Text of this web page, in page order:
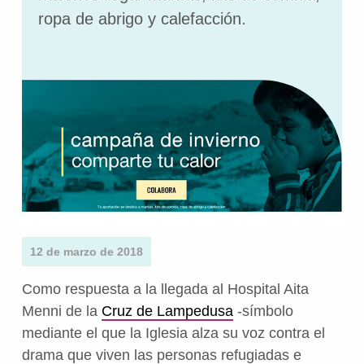
ropa de abrigo y calefacción.
12 de marzo de 2018
Como respuesta a la llegada al Hospital Aita
Menni de la Cruz de Lampedusa-símbolo
mediante el que la Iglesia alza su voz contra el
drama que viven las personas refugiadas e